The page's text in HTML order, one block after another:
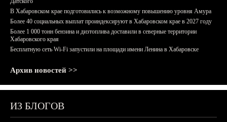
В Хабаровском крае подготовились к возможному повышению уровня Амура
Более 40 социальных выплат проиндексируют в Хабаровском крае в 2027 году
Более 1 000 тонн бензина и дизтоплива доставили в северные территории
Хабаровского края
Бесплатную сеть Wi-Fi запустили на площади имени Ленина в Хабаровске
Архив новостей >>
ИЗ БЛОГОВ